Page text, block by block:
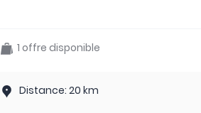
1 offre disponible
Distance: 20 km